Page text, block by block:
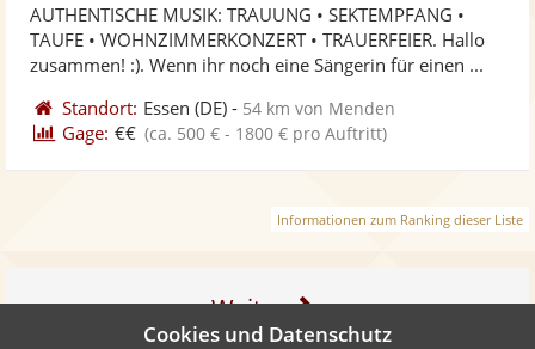
5
AUTHENTISCHE MUSIK: TRAUUNG • SEKTEMPFANG •
TAUFE • WOHNZIMMERKONZERT • TRAUERFEIER. Hallo
zusammen! :). Wenn ihr noch eine Sängerin für einen ...
Standort: Essen (DE) - 54 km von Menden
Gage: €€ (ca. 500 € - 1800 € pro Auftritt)
Informationen zum Ranking dieser Liste
Weiter
Cookies und Datenschutz